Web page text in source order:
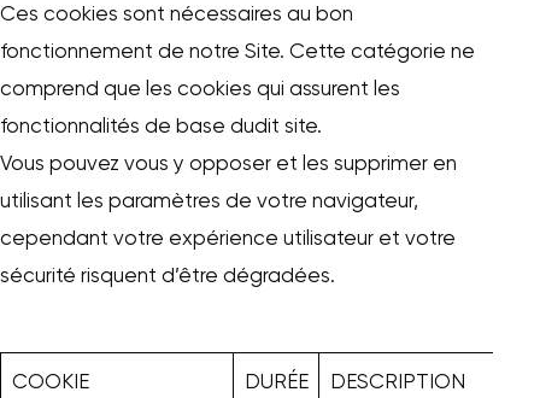
Ces cookies sont nécessaires au bon
fonctionnement de notre Site. Cette catégorie ne
comprend que les cookies qui assurent les
fonctionnalités de base dudit site.
Vous pouvez vous y opposer et les supprimer en
utilisant les paramètres de votre navigateur,
cependant votre expérience utilisateur et votre
sécurité risquent d’être dégradées.
COOKIE DURÉE DESCRIPTION